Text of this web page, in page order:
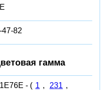
47-82
гамма
- ( 1 , 231 ,